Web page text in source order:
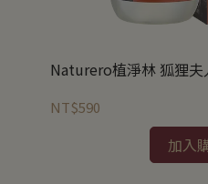
Naturero植淨林 狐狸
NT$590
加入